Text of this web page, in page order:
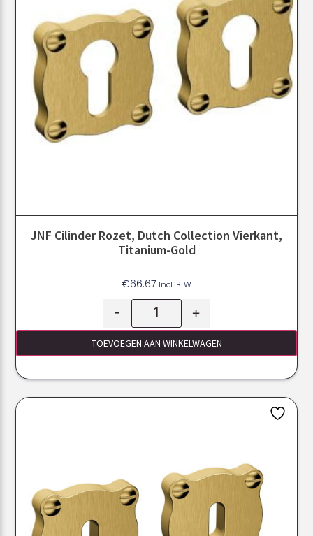
JNF Cilinder Rozet, Dutch Collection Vierkant,
Titanium-Gold
€66.67 Incl. BTW
- +
TOEVOEGEN AAN WINKELWAGEN